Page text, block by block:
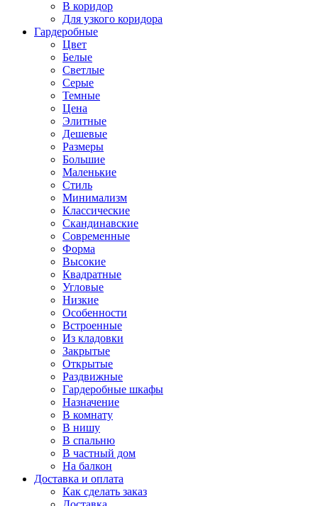
В коридор
Для узкого коридора
Гардеробные
Цвет
Белые
Светлые
Серые
Темные
Цена
Элитные
Дешевые
Размеры
Большие
Маленькие
Стиль
Минимализм
Классические
Скандинавские
Современные
Форма
Высокие
Квадратные
Угловые
Низкие
Особенности
Встроенные
Из кладовки
Закрытые
Открытые
Раздвижные
Гардеробные шкафы
Назначение
В комнату
В нишу
В спальню
В частный дом
На балкон
Доставка и оплата
Как сделать заказ